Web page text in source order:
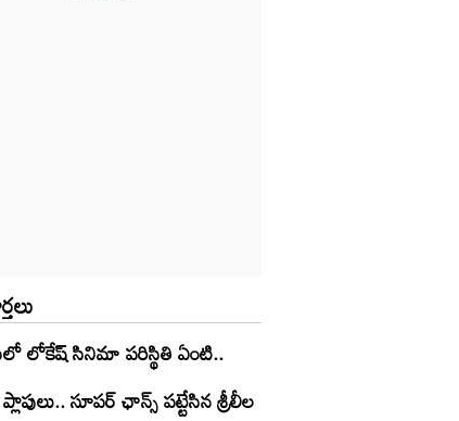
లోకేష్ సినిమా పరిస్థితి ఏంటి..
సూపర్ ఛాన్స్ పట్టేసిన శ్రీలీల